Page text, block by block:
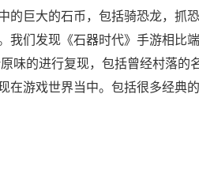
的巨大的石币，包括骑恐龙，抓
我们发现《石器时代》手游相比
味的进行复现，包括曾经村落的
在游戏世界当中。包括很多经典